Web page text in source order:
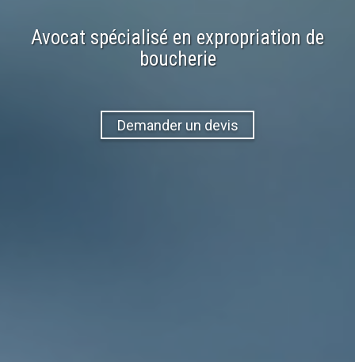
Avocat spécialisé en expropriation de
boucherie
Demander un devis